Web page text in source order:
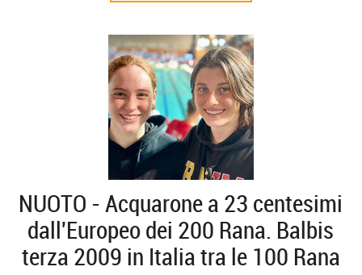
NUOTO - Acquarone a 23 centesimi
dall'Europeo dei 200 Rana. Balbis
terza 2009 in Italia tra le 100 Rana